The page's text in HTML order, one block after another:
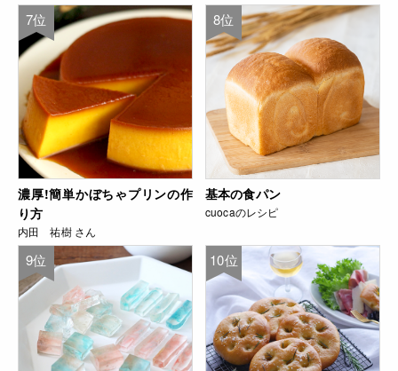
7位
濃厚!簡単かぼちゃプリンの作
り方
内田 祐樹 さん
8位
基本の食パン
cuocaのレシピ
9位 10位